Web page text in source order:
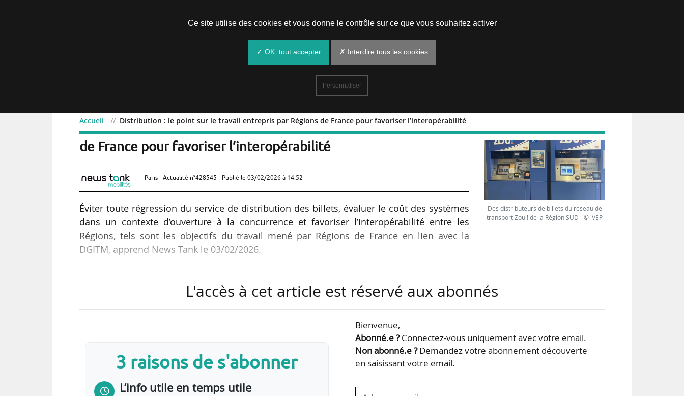
Accueil Distribution : le point sur le travail entrepris par Régions de France pour favoriser l’interopérabilité
Exclusif
Distribution : le point sur le travail entrepris par Régions
de France pour favoriser l’interopérabilité
Paris - Actualité n°428545 - Publié le 03/02/2026 à 14:52
Éviter toute régression du service de distribution des billets, évaluer le coût des systèmes
dans un contexte d’ouverture à la concurrence et favoriser l’interopérabilité entre les
Régions, tels sont les objectifs du travail mené par Régions de France en lien avec la
DGITM, apprend News Tank le 03/02/2026.
distribution, à l’information et à la tarification se penche sur les enjeux de la billettique.
TER géré par la SNCF ». L’initiative vise également à structurer une réponse commune aux
Des distributeurs de billets du réseau de
transport Zou ! de la Région SUD - © VEP
L'accès à cet article est réservé aux abonnés
3 raisons de s'abonner
L’info utile en temps utile
Bienvenue,
Abonné.e ?Connectez-vous uniquement avec votre email.
Non abonné.e ?Demandez votre abonnement découverte
en saisissant votre email.
Ce site utilise des cookies et vous donne le contrôle sur ce que vous souhaitez activer
✓ OK, tout accepter ✗ Interdire tous les cookies
Personnaliser